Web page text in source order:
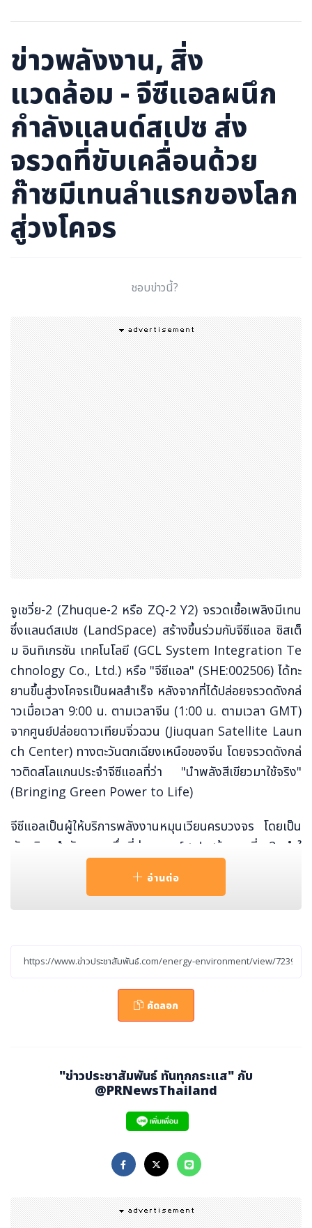
ข่าวพลังงาน, สิ่ง
แวดล้อม - จีซีแอลผนึก
กำลังแลนด์สเปซ ส่ง
จรวดที่ขับเคลื่อนด้วย
ก๊าซมีเทนลำแรกของโลก
สู่วงโคจร
ชอบข่าวนี้?
จูเชวี่ย-2 (Zhuque-2 หรือ ZQ-2 Y2) จรวดเชื้อเพลิงมีเทน
ซึ่งแลนด์สเปซ (LandSpace) สร้างขึ้นร่วมกับจีซีแอล ซิสเต็
ม อินทิเกรชัน เทคโนโลยี (GCL System Integration Te
chnology Co., Ltd.) หรือ "จีซีแอล" (SHE:002506) ได้ทะ
ยานขึ้นสู่วงโคจรเป็นผลสำเร็จ หลังจากที่ได้ปล่อยจรวดดังกล่
าวเมื่อเวลา 9:00 น. ตามเวลาจีน (1:00 น. ตามเวลา GMT)
จากศูนย์ปล่อยดาวเทียมจิ่วฉวน (Jiuquan Satellite Laun
ch Center) ทางตะวันตกเฉียงเหนือของจีน โดยจรวดดังกล่
าวติดสโลแกนประจำจีซีแอลที่ว่า "นำพลังสีเขียวมาใช้จริง"
(Bringing Green Power to Life)
จีซีแอลเป็นผู้ให้บริการพลังงานหมุนเวียนครบวงจร โดยเป็น
พันธมิตรสำคัญรายหนึ่งที่ช่วยแลนด์สเปซสร้างจูเชวี่ย-2 ทำใ
ห้จีนเป็นชาติแรกของโลกที่ส่งจรวดขนส่งพลังก๊าซมีเทนเหลว
ไปยังอวกาศได้ ก๊าซมีเทนเหลวเป็นเชื้อเพลิงที่สะอาดกว่า ถูกก
ว่า และทรงพลังกว่า เหมาะสำหรับจรวดที่นำกลับมาใช้ใหม่ได้
ามก้าวหน้าครั้งสำคัญในเทคโนโลยีที่ใช้กับจูเชวี่ย-2 ซึ่งเข้ามาย
ปัจจุบัน สิ่งแวดล้อมได้กลายเป็นปัจจัยสำคัญในการวิจัยและพั
การเปลี่ยนแปลงสภาพภูมิอากาศ โดยก๊าซมีเทนโดดเด่นขึ้นมา
ในฐานะสารทางเลือกชนิดใหม่ที่มีคาร์บอนต่ำ เพื่อนำไปใช้แท
นสิ่งที่ใช้กันอยู่เดิม เพราะดีกว่าในหลายด้าน ทั้งเบาลง ใช้พื้น
ที่น้อยลง และบำรุงรักษาไม่ยาก
ความสำเร็จในการสร้างและทดสอบจรวดที่ขับเคลื่อนด้วยเชื้อเ
ผลจากการสนับสนุนที่แข็งแกร่งของจีซีแอลนั้น ทำให้จีนแซง
อ่านต่อ
คัดลอก
"ข่าวประชาสัมพันธ์ ทันทุกกระแส" กับ
@PRNewsThailand